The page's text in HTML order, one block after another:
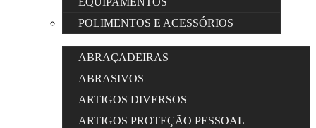
POLIMENTOS E ACESSÓRIOS
ABRAÇADEIRAS
ABRASIVOS
ARTIGOS DIVERSOS
ARTIGOS PROTEÇÃO PESSOAL